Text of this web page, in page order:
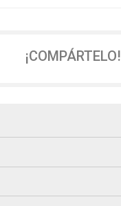
¡COMPÁRTELO!